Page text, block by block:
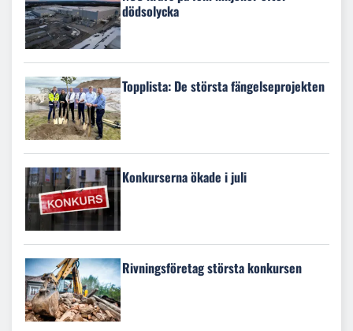
dödsolycka
Topplista: De största fängelseprojekten
Konkurserna ökade i juli
Rivningsföretag största konkursen